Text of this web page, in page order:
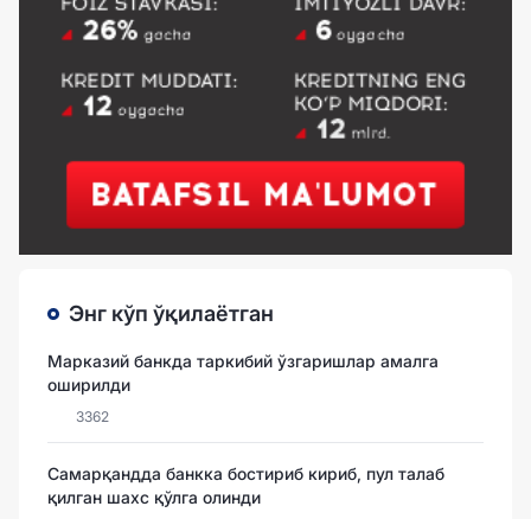
Энг кўп ўқилаётган
Марказий банкда таркибий ўзгаришлар амалга
оширилди
3362
Самарқандда банкка бостириб кириб, пул талаб
қилган шахс қўлга олинди